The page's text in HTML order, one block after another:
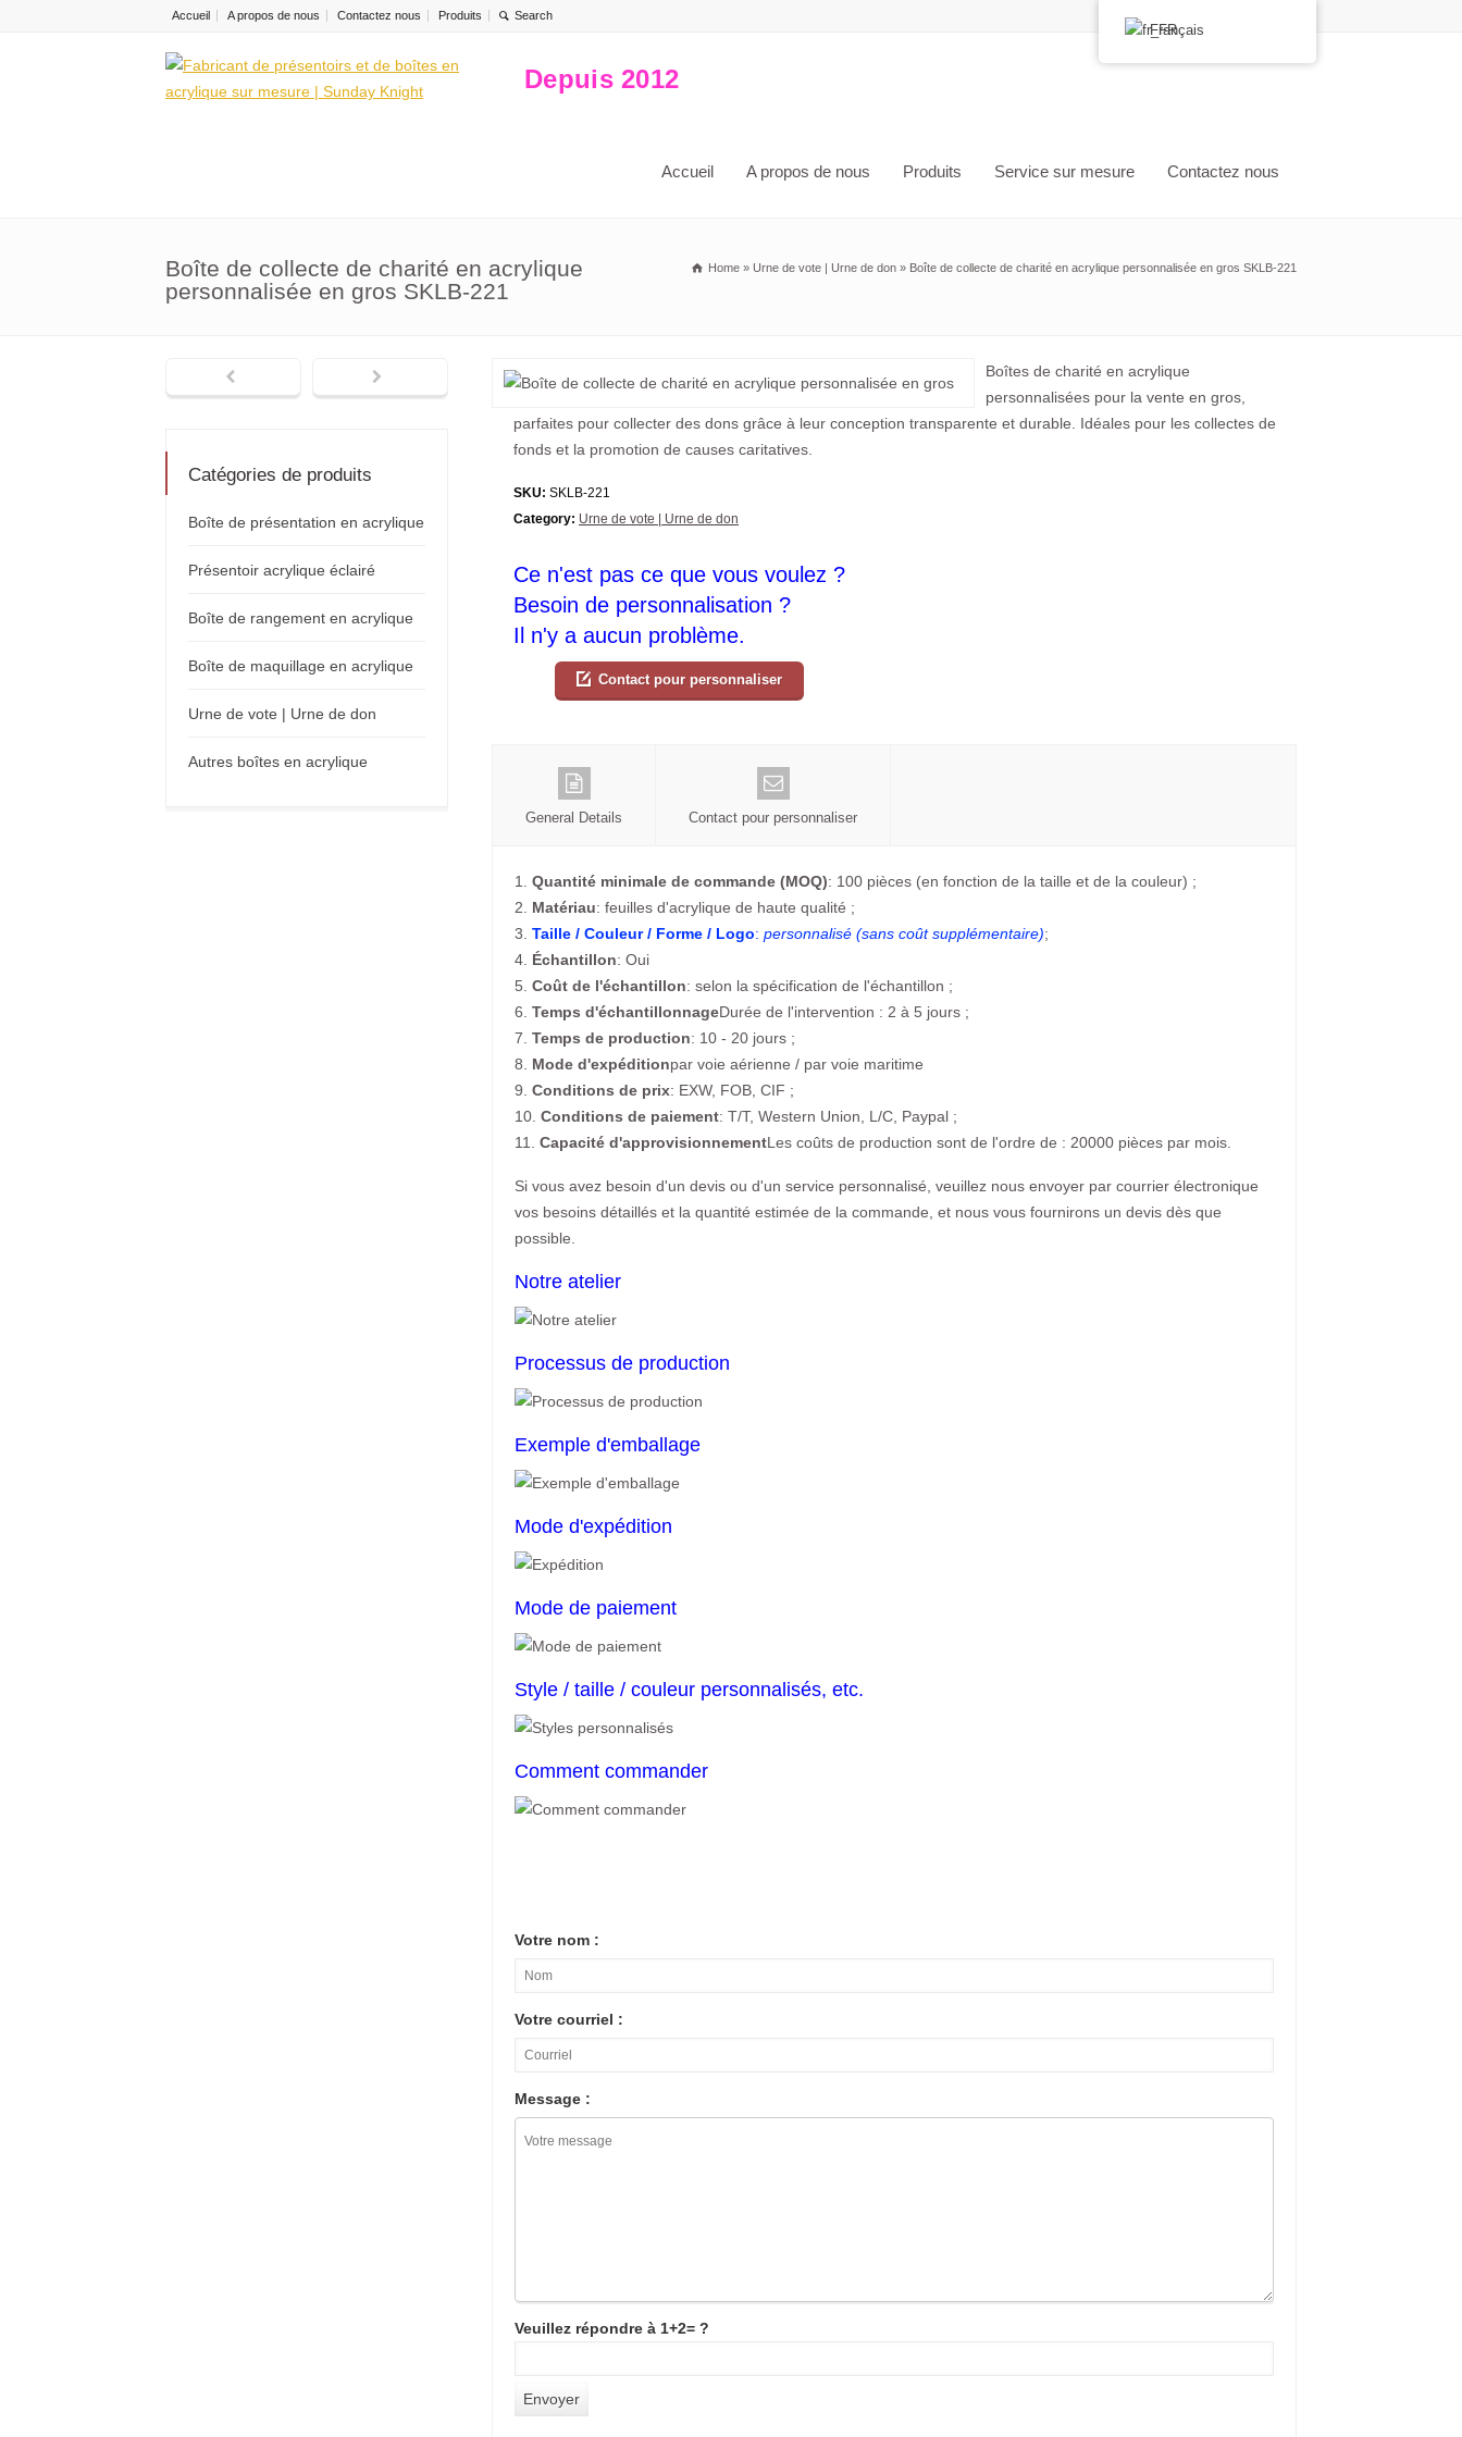
Accueil A propos de nous Contactez nous Produits
Depuis 2012
Accueil A propos de nous Produits Service sur mesure Contactez nous
Boîte de collecte de charité en acrylique
personnalisée en gros SKLB-221
Home » Urne de vote | Urne de don » Boîte de collecte de charité en acrylique personnalisée en gros SKLB-221
Boîtes de charité en acrylique
personnalisées pour la vente en gros,
parfaites pour collecter des dons grâce à leur conception transparente et durable. Idéales pour les collectes de
fonds et la promotion de causes caritatives.
SKU: SKLB-221
Category: Urne de vote | Urne de don
Ce n'est pas ce que vous voulez ?
Besoin de personnalisation ?
Il n'y a aucun problème.
Contact pour personnaliser
General Details Contact pour personnaliser
1. Quantité minimale de commande (MOQ): 100 pièces (en fonction de la taille et de la couleur) ;
2. Matériau: feuilles d'acrylique de haute qualité ;
3. Taille / Couleur / Forme / Logo: personnalisé (sans coût supplémentaire);
4. Échantillon: Oui
5. Coût de l'échantillon: selon la spécification de l'échantillon ;
6. Temps d'échantillonnageDurée de l'intervention : 2 à 5 jours ;
7. Temps de production: 10 - 20 jours ;
8. Mode d'expéditionpar voie aérienne / par voie maritime
9. Conditions de prix: EXW, FOB, CIF ;
10. Conditions de paiement: T/T, Western Union, L/C, Paypal ;
11. Capacité d'approvisionnementLes coûts de production sont de l'ordre de : 20000 pièces par mois.
Si vous avez besoin d'un devis ou d'un service personnalisé, veuillez nous envoyer par courrier électronique
vos besoins détaillés et la quantité estimée de la commande, et nous vous fournirons un devis dès que
possible.
Notre atelier
Processus de production
Exemple d'emballage
Mode d'expédition
Mode de paiement
Style / taille / couleur personnalisés, etc.
Comment commander
Votre nom :
Votre courriel :
Message :
Veuillez répondre à 1+2= ?
Catégories de produits
Boîte de présentation en acrylique
Présentoir acrylique éclairé
Boîte de rangement en acrylique
Boîte de maquillage en acrylique
Urne de vote | Urne de don
Autres boîtes en acrylique
Français